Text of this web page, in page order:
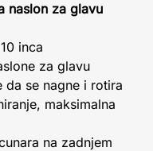
naslon za glavu
inca
za glavu
da se nagne i rotira
maksimalna
na zadnjem